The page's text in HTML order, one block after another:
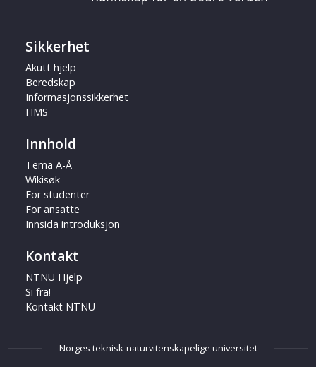
Sikkerhet
Akutt hjelp
Beredskap
Informasjonssikkerhet
HMS
Innhold
Tema A-Å
Wikisøk
For studenter
For ansatte
Innsida introduksjon
Kontakt
NTNU Hjelp
Si fra!
Kontakt NTNU
Norges teknisk-naturvitenskapelige universitet